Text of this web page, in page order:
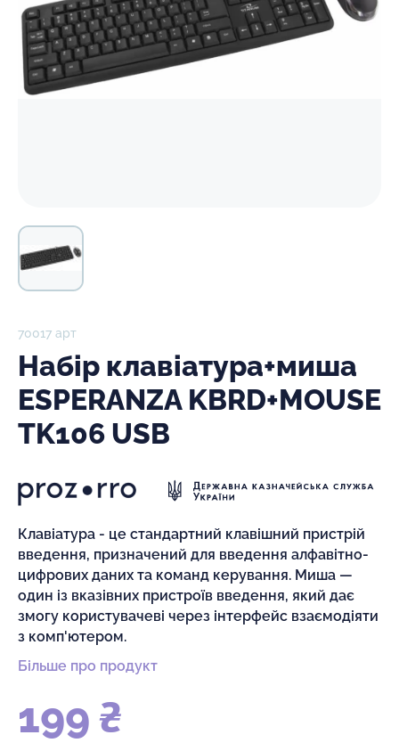
70017 арт
Набір клавіатура+миша
ESPERANZA KBRD+MOUSE
TK106 USB
Клавіатура - це стандартний клавішний пристрій
введення, призначений для введення алфавітно-
цифрових даних та команд керування. Миша —
один із вказівних пристроїв введення, який дає
змогу користувачеві через інтерфейс взаємодіяти
з комп'ютером.
Більше про продукт
199 ₴